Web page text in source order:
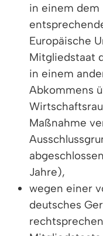
in einem dem
Europäische
Mitgliedstaat
in einem
Abkommens
Maßnahme
Jahre),
wegen einer
deutsches